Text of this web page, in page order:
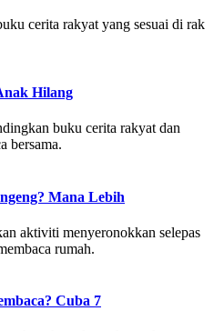
Hilang
Mana Lebih
Cuba 7